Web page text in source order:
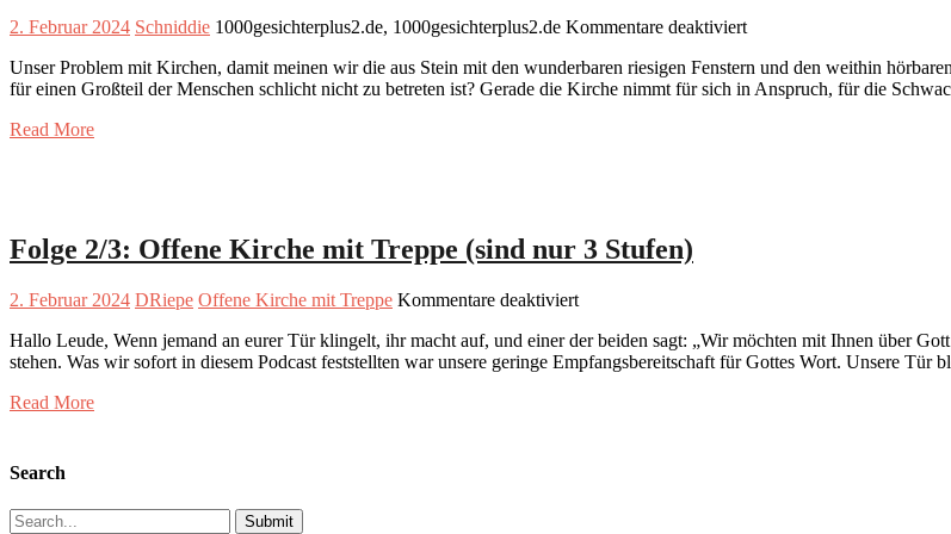
2. Februar 2024 Schniddie 1000gesichterplus2.de, 1000gesichterplus2.de Kommentare deaktiviertfür
2/3:
Offene
Unser Problem mit Kirchen, damit meinen wir die aus Stein mit den wunderbaren riesigen Fenstern und den weithin
für einen Großteil der Menschen schlicht nicht zu betreten ist? Gerade die Kirche nimmt für sich in Anspruch, für die
Read More
Folge 2/3: Offene Kirche mit Treppe (sind nur 3 Stufen)
2. Februar 2024 DRiepe Offene Kirche mit Treppe Kommentare deaktiviertfür
2/3:
Offene
Hallo Leude, Wenn jemand an eurer Tür klingelt, ihr macht auf, und einer der beiden sagt: „Wir möchten mit Ihnen über
stehen. Was wir sofort in diesem Podcast feststellten war unsere geringe Empfangsbereitschaft für Gottes Wort. Unsere
Read More
Search
Search